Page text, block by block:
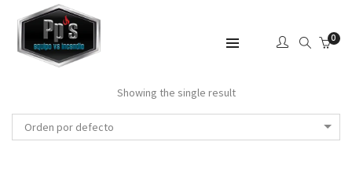
0
Showing the single result
Orden por defecto